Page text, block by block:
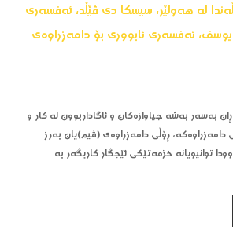
لە هەولێر، سیسکا دی ڤێڵد، ئەفسەری
ئەفسەری ئابووری بۆ دامەزراوەی
بەسەر بەشە جیاوازەکان و ئاگاداربوون لە کار و
ڕۆڵی دامەزراوەی (ڤیم)یان بەرز
توانیویانە خزمەتێکی ئێجگار کاریگەر بە